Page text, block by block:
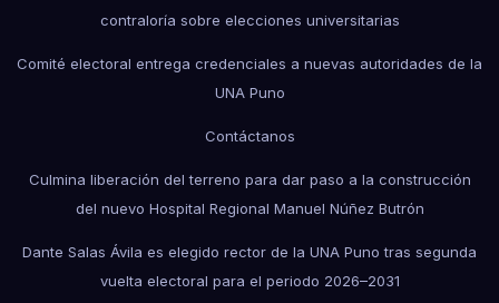
contraloría sobre elecciones universitarias
Comité electoral entrega credenciales a nuevas autoridades de la
UNA Puno
Contáctanos
Culmina liberación del terreno para dar paso a la construcción
del nuevo Hospital Regional Manuel Núñez Butrón
Dante Salas Ávila es elegido rector de la UNA Puno tras segunda
vuelta electoral para el periodo 2026–2031